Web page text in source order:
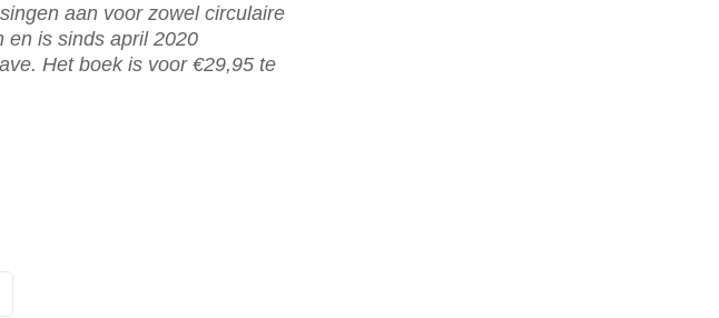
aan voor zowel circulaire
en is sinds april 2020
Het boek is voor €29,95 te